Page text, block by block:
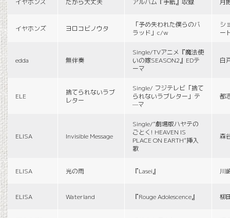
イヤホンズ だから大丈夫 アルバム『手紙』収録 月
イヤホンズ ヨロコビノウタ
「予め失われた僕らのバ
ラッド」c/w
シ
ー
edda 無伴奏
Single/TVアニメ『魔法使
いの嫁SEASON2』EDテ
ーマ
白
ELE
捨てられないラブ
レター
Single/ フジテレビ「捨て
られないラブレター」テ
—マ
都
ELISA Invisible Message
Single/“劇場版ハヤテの
ごとく! HEAVEN IS
PLACE ON EARTH”挿入
歌
森
ELISA 光の雨 『Lasei』 川
ELISA Waterland 『Rouge Adolescence』 柳